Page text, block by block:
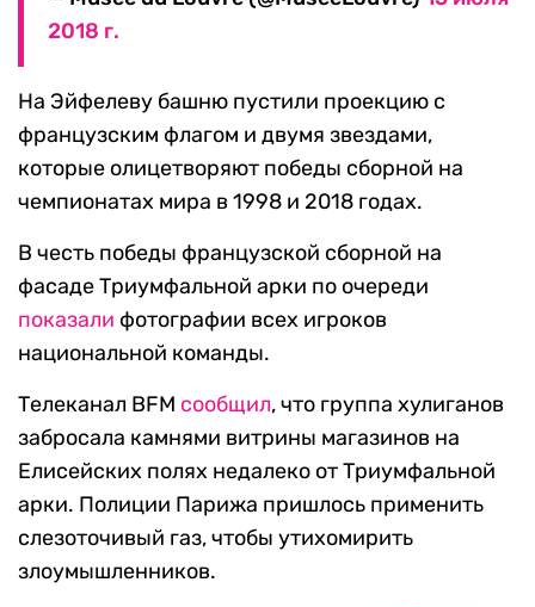
2018 г.
На Эйфелеву башню пустили проекцию с
французским флагом и двумя звездами,
которые олицетворяют победы сборной на
чемпионатах мира в 1998 и 2018 годах.
В честь победы французской сборной на
фасаде Триумфальной арки по очереди
показали фотографии всех игроков
национальной команды.
Телеканал BFM сообщил, что группа хулиганов
забросала камнями витрины магазинов на
Елисейских полях недалеко от Триумфальной
арки. Полиции Парижа пришлось применить
слезоточивый газ, чтобы утихомирить
злоумышленников.